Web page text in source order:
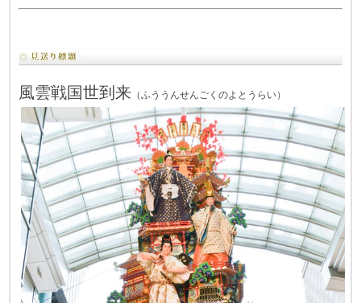
風雲戦国世到来 （ふううんせん ごくのよとうらい）